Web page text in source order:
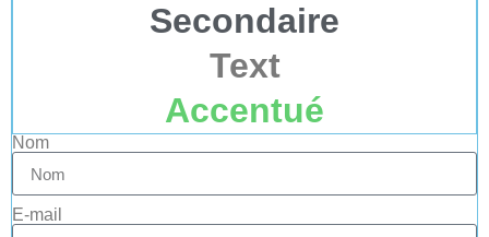
Secondaire
Text
Accentué
Nom
E-mail